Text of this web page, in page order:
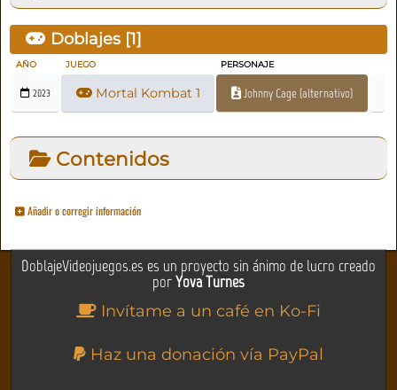
Doblajes [1]
AÑO JUEGO PERSONAJE
2023 Mortal Kombat 1 Johnny Cage (alternativo)
Contenidos
Añadir o corregir información
DoblajeVideojuegos.es es un proyecto sin ánimo de lucro creado
porYova Turnes
Invítame a un café en Ko-Fi
Haz una donación vía PayPal